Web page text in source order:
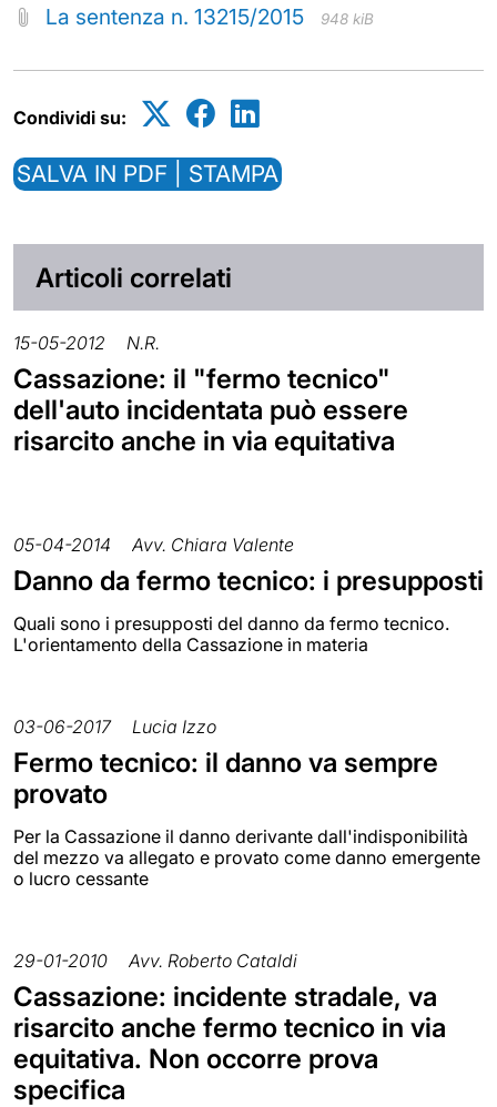
La sentenza n. 13215/2015 948 kiB
Condividi su:
SALVA IN PDF | STAMPA
Articoli correlati
15-05-2012 N.R.
Cassazione: il "fermo tecnico"
dell'auto incidentata può essere
risarcito anche in via equitativa
05-04-2014 Avv. Chiara Valente
Danno da fermo tecnico: i presupposti
Quali sono i presupposti del danno da fermo tecnico.
L'orientamento della Cassazione in materia
03-06-2017 Lucia Izzo
Fermo tecnico: il danno va sempre
provato
Per la Cassazione il danno derivante dall'indisponibilità
del mezzo va allegato e provato come danno emergente
o lucro cessante
29-01-2010 Avv. Roberto Cataldi
Cassazione: incidente stradale, va
risarcito anche fermo tecnico in via
equitativa. Non occorre prova
specifica